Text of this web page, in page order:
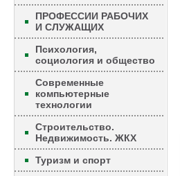
ПРОФЕССИИ РАБОЧИХ
И СЛУЖАЩИХ
Психология,
социология и общество
Современные
компьютерные
технологии
Строительство.
Недвижимость. ЖКХ
Туризм и спорт